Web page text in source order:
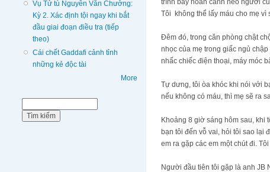
Vụ Tử tù Nguyễn Văn Chưởng:
Kỳ 2. Xác định tội ngay khi bắt
đầu giai đoạn điều tra (tiếp
theo)
Cái chết Gaddafi cảnh tỉnh
những kẻ độc tài
More
Tôi không thể lấy máu cho mẹ vì
Đêm đó, trong căn phòng chật
nhọc của mẹ trong giấc ngủ
nhấc chiếc điện thoại, máy móc
Tự dưng, tôi òa khóc khi nói với
nếu không có máu, thì mẹ sẽ ra
Khoảng 8 giờ sáng hôm sau, khi
bạn tôi đến vỗ vai, hỏi tôi sao lại
em ra gặp các em một chút đi.
Người đầu tiên tôi gặp là anh JB